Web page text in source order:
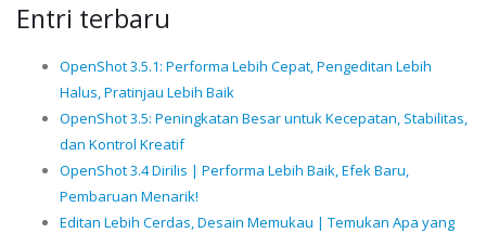
Entri terbaru
OpenShot 3.5.1: Performa Lebih Cepat, Pengeditan Lebih
Halus, Pratinjau Lebih Baik
OpenShot 3.5: Peningkatan Besar untuk Kecepatan, Stabilitas,
dan Kontrol Kreatif
OpenShot 3.4 Dirilis | Performa Lebih Baik, Efek Baru,
Pembaruan Menarik!
Editan Lebih Cerdas, Desain Memukau | Temukan Apa yang